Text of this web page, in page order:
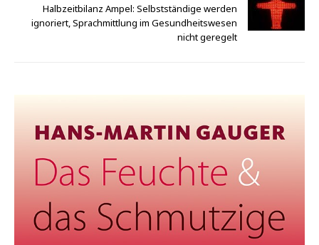
Halbzeitbilanz Ampel: Selbstständige werden
ignoriert, Sprachmittlung im Gesundheitswesen
nicht geregelt